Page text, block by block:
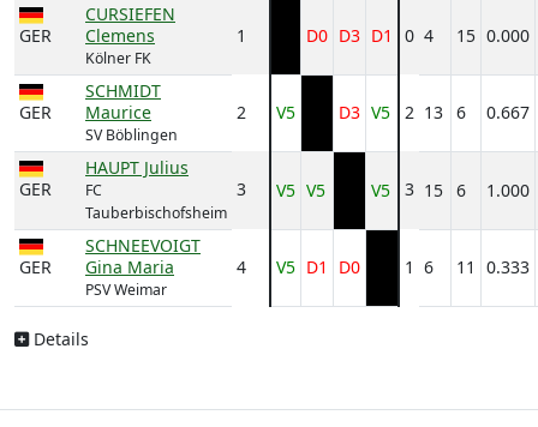
GER
CURSIEFEN
Clemens
Kölner FK
1 D0 D3 D1 0 4 15 0.000
GER
SCHMIDT
Maurice
SV Böblingen
2 V5 D3 V5 2 13 6 0.667
GER
HAUPT Julius
FC
Tauberbischofsheim
3 V5 V5 V5 3 15 6 1.000
GER
SCHNEEVOIGT
Gina Maria
PSV Weimar
4 V5 D1 D0 1 6 11 0.333
Details